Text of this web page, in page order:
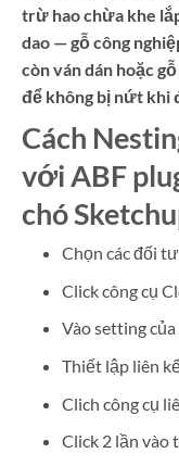
trừ hao chừa khe
dao — gỗ công
còn ván dán hoặc
để không bị nứt khi
Cách
với ABF
chó
Chọn các đối
Click công cụ
Vào setting của
Thiết lập liên
Clich công cụ
Click 2 lần vào